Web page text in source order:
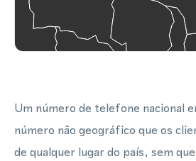
Um número de telefone nacional
número não geográfico que os
de qualquer lugar do país, sem